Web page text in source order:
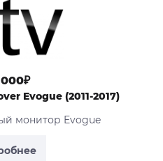
Evogue (2011-2017)
монитор Evogue